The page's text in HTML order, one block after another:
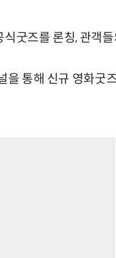
식굿즈를 론칭, 관객
을 통해 신규 영화